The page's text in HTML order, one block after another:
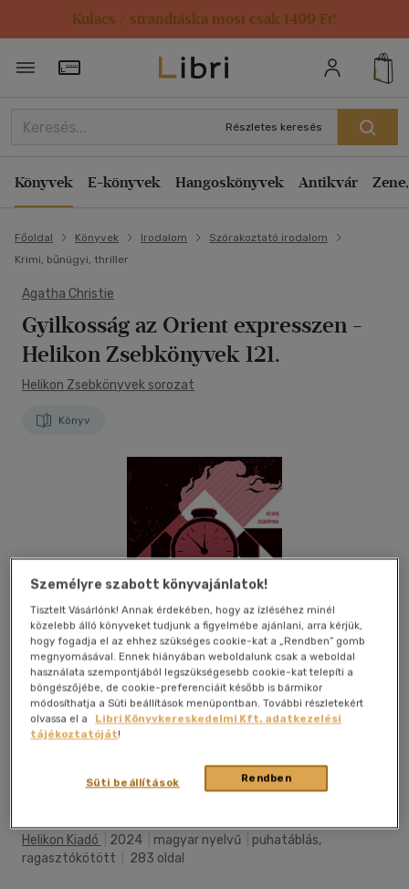
Kulacs / strandtáska most csak 1499 Ft!
Törzsvásárlói Kártya adatai
Részletes keresés
Könyvek E-könyvek Hangoskönyvek Antikvár
Főoldal Könyvek Irodalom
Szórakoztató irodalom
Krimi, bűnügyi, thriller
Agatha Christie
Gyilkosság az Orient expresszen -
Helikon Zsebkönyvek 121.
Helikon Zsebkönyvek sorozat
Könyv
Megosztom
Helikon Kiadó
2024 magyar nyelvű
puhatáblás,
ragasztókötött
283 oldal
Személyre szabott könyvajánlatok!
Tisztelt Vásárlónk! Annak érdekében, hogy az ízléséhez minél
közelebb álló könyveket tudjunk a figyelmébe ajánlani, arra kérjük,
hogy fogadja el az ehhez szükséges cookie-kat a „Rendben” gomb
megnyomásával. Ennek hiányában weboldalunk csak a weboldal
használata szempontjából legszükségesebb cookie-kat telepíti a
böngészőjébe, de cookie-preferenciáit később is bármikor
módosíthatja a Süti beállítások menüpontban. További részletekért
olvassa el a
Libri Könyvkereskedelmi Kft. adatkezelési
tájékoztatóját!
Rendben
Süti beállítások